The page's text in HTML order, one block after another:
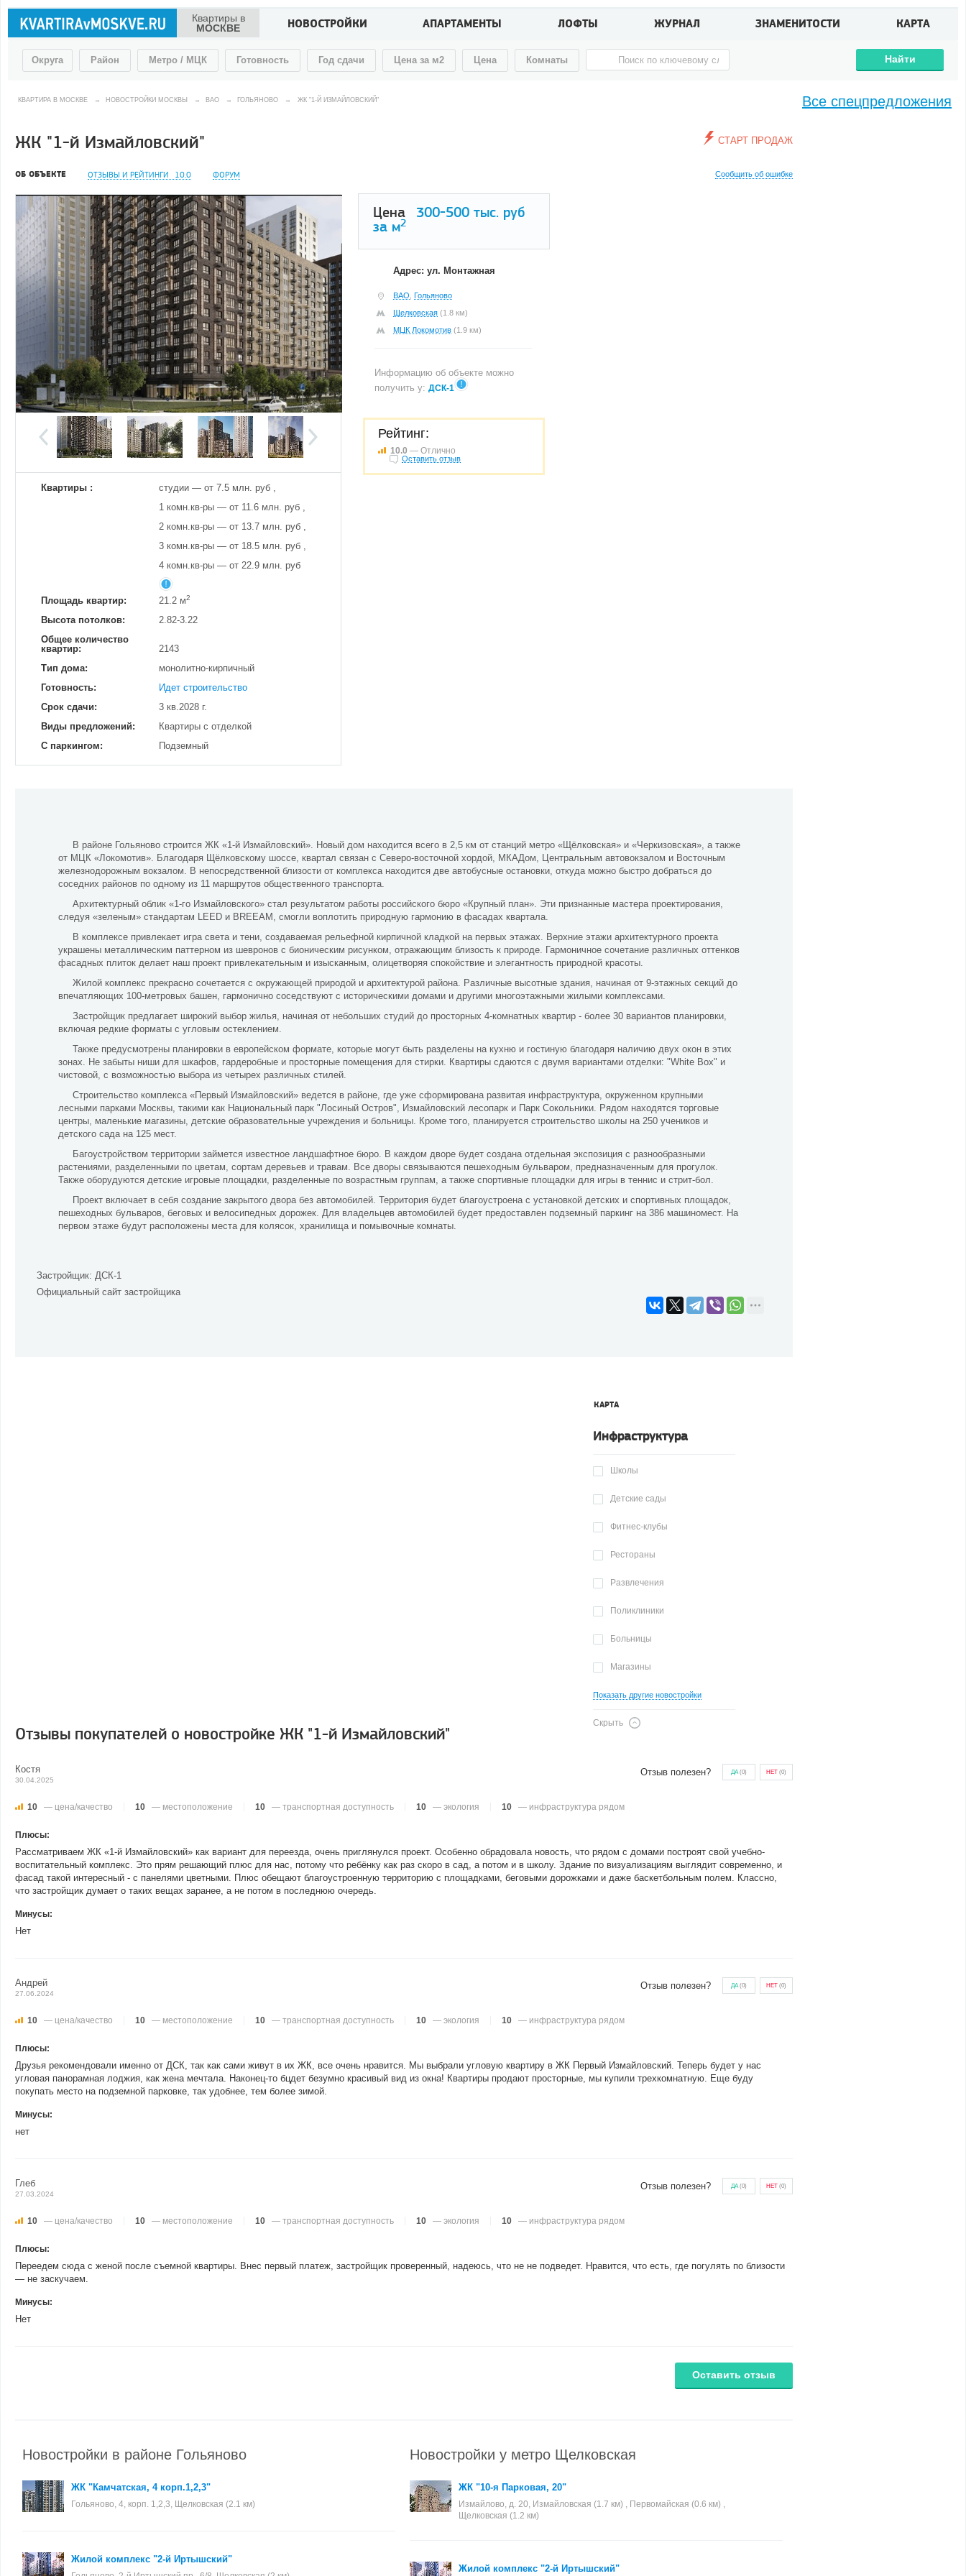
Квартиры в
МОСКВЕ
НОВОСТРОЙКИ АПАРТАМЕНТЫ ЛОФТЫ ЖУРНАЛ ЗНАМЕНИТОСТИ КАРТА
Округа Район Метро / МЦК Готовность Год сдачи Цена за м2 Цена Комнаты Найти
КВАРТИРА В МОСКВЕ → НОВОСТРОЙКИ МОСКВЫ → ВАО → ГОЛЬЯНОВО → ЖК "1-Й ИЗМАЙЛОВСКИЙ"
ЖК "1-й Измайловский" СТАРТ ПРОДАЖ
ОБ ОБЪЕКТЕ ОТЗЫВЫ И РЕЙТИНГИ 10.0 ФОРУМ Сообщить об ошибке
Добавить фотографию Изменено: 21.07.2026 Просмотров 16100
Квартиры :
студии — от 7.5 млн. руб ,
1 комн.кв-ры — от 11.6 млн. руб ,
2 комн.кв-ры — от 13.7 млн. руб ,
3 комн.кв-ры — от 18.5 млн. руб ,
4 комн.кв-ры — от 22.9 млн. руб
Площадь квартир: 21.2 м2
Высота потолков:
2.82-3.22
Общее количество
квартир:
2143
Тип дома:
монолитно-кирпичный
Готовность:
Идет строительство
Срок сдачи:
3 кв.2028 г.
Виды предложений:
Квартиры с отделкой
С паркингом:
Подземный
Цена 300-500 тыс. руб
за м2
Адрес: ул. Монтажная
ВАО Гольяново
Щелковская (1.8 км)
МЦК Локомотив (1.9 км)
Информацию об объекте можно
получить у: ДСК-1
Рейтинг:
10.0 — Отлично
Оставить отзыв
В районе Гольяново строится ЖК «1-й Измайловский». Новый дом находится всего в 2,5 км от станций метро «Щёлковская» и «Черкизовская», а также
от МЦК «Локомотив». Благодаря Щёлковскому шоссе, квартал связан с Северо-восточной хордой, МКАДом, Центральным автовокзалом и Восточным
железнодорожным вокзалом. В непосредственной близости от комплекса находится две автобусные остановки, откуда можно быстро добраться до
соседних районов по одному из 11 маршрутов общественного транспорта.
Архитектурный облик «1-го Измайловского» стал результатом работы российского бюро «Крупный план». Эти признанные мастера проектирования,
следуя «зеленым» стандартам LEED и BREEAM, смогли воплотить природную гармонию в фасадах квартала.
В комплексе привлекает игра света и тени, создаваемая рельефной кирпичной кладкой на первых этажах. Верхние этажи архитектурного проекта
украшены металлическим паттерном из шевронов с бионическим рисунком, отражающим близость к природе. Гармоничное сочетание различных оттенков
фасадных плиток делает наш проект привлекательным и изысканным, олицетворяя спокойствие и элегантность природной красоты.
Жилой комплекс прекрасно сочетается с окружающей природой и архитектурой района. Различные высотные здания, начиная от 9-этажных секций до
впечатляющих 100-метровых башен, гармонично соседствуют с историческими домами и другими многоэтажными жилыми комплексами.
Застройщик предлагает широкий выбор жилья, начиная от небольших студий до просторных 4-комнатных квартир - более 30 вариантов планировки,
включая редкие форматы с угловым остеклением.
Также предусмотрены планировки в европейском формате, которые могут быть разделены на кухню и гостиную благодаря наличию двух окон в этих
зонах. Не забыты ниши для шкафов, гардеробные и просторные помещения для стирки. Квартиры сдаются с двумя вариантами отделки: "White Box" и
чистовой, с возможностью выбора из четырех различных стилей.
Строительство комплекса «Первый Измайловский» ведется в районе, где уже сформирована развитая инфраструктура, окруженном крупными
лесными парками Москвы, такими как Национальный парк "Лосиный Остров", Измайловский лесопарк и Парк Сокольники. Рядом находятся торговые
центры, маленькие магазины, детские образовательные учреждения и больницы. Кроме того, планируется строительство школы на 250 учеников и
детского сада на 125 мест.
Багоустройством территории займется известное ландшафтное бюро. В каждом дворе будет создана отдельная экспозиция с разнообразными
растениями, разделенными по цветам, сортам деревьев и травам. Все дворы связываются пешеходным бульваром, предназначенным для прогулок.
Также оборудуются детские игровые площадки, разделенные по возрастным группам, а также спортивные площадки для игры в теннис и стрит-бол.
Проект включает в себя создание закрытого двора без автомобилей. Территория будет благоустроена с установкой детских и спортивных площадок,
пешеходных бульваров, беговых и велосипедных дорожек. Для владельцев автомобилей будет предоставлен подземный паркинг на 386 машиномест. На
первом этаже будут расположены места для колясок, хранилища и помывочные комнаты.
Застройщик: ДСК-1
Официальный сайт застройщика
КАРТА
Инфраструктура
Школы
Детские сады
Фитнес-клубы
Рестораны
Развлечения
Поликлиники
Больницы
Магазины
Показать другие новостройки
Скрыть
Отзывы покупателей о новостройке ЖК "1-й Измайловский"
Костя
30.04.2025
Отзыв полезен? ДА(0) НЕТ (0)
10 — цена/качество 10 — местоположение 10 — транспортная доступность 10 — экология 10 — инфраструктура рядом
Плюсы:
Рассматриваем ЖК «1-й Измайловский» как вариант для переезда, очень приглянулся проект. Особенно обрадовала новость, что рядом с домами построят свой учебно-
воспитательный комплекс. Это прям решающий плюс для нас, потому что ребёнку как раз скоро в сад, а потом и в школу. Здание по визуализациям выглядит современно, и
фасад такой интересный - с панелями цветными. Плюс обещают благоустроенную территорию с площадками, беговыми дорожками и даже баскетбольным полем. Классно,
что застройщик думает о таких вещах заранее, а не потом в последнюю очередь.
Минусы:
Нет
Андрей
27.06.2024
Отзыв полезен? ДА(0) НЕТ (0)
10 — цена/качество 10 — местоположение 10 — транспортная доступность 10 — экология 10 — инфраструктура рядом
Плюсы:
Друзья рекомендовали именно от ДСК, так как сами живут в их ЖК, все очень нравится. Мы выбрали угловую квартиру в ЖК Первый Измайловский. Теперь будет у нас
угловая панорамная лоджия, как жена мечтала. Наконец-то бцдет безумно красивый вид из окна! Квартиры продают просторные, мы купили трехкомнатную. Еще буду
покупать место на подземной парковке, так удобнее, тем более зимой.
Минусы:
нет
Глеб
27.03.2024
Отзыв полезен? ДА(0) НЕТ (0)
10 — цена/качество 10 — местоположение 10 — транспортная доступность 10 — экология 10 — инфраструктура рядом
Плюсы:
Переедем сюда с женой после съемной квартиры. Внес первый платеж, застройщик проверенный, надеюсь, что не не подведет. Нравится, что есть, где погулять по близости
— не заскучаем.
Минусы:
Нет
Оставить отзыв
Новостройки в районе Гольяново
ЖК "Камчатская, 4 корп.1,2,3"
Гольяново, 4, корп. 1,2,3, Щелковская (2.1 км)
Жилой комплекс "2-й Иртышский"
Новостройки у метро Щелковская
ЖК "10-я Парковая, 20"
Измайлово, д. 20, Измайловская (1.7 км) , Первомайская (0.6 км) ,
Щелковская (1.2 км)
Жилой комплекс "2-й Иртышский"
Все спецпредложения